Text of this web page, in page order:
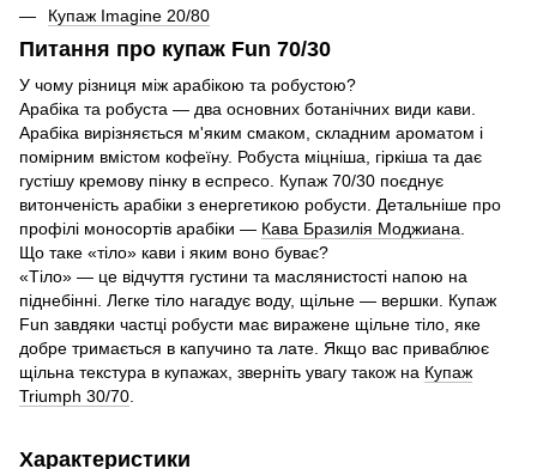
Купаж Imagine 20/80
Питання про купаж Fun 70/30
У чому різниця між арабікою та робустою?
Арабіка та робуста — два основних ботанічних види кави.
Арабіка вирізняється м'яким смаком, складним ароматом і
помірним вмістом кофеїну. Робуста міцніша, гіркіша та дає
густішу кремову пінку в еспресо. Купаж 70/30 поєднує
витонченість арабіки з енергетикою робусти. Детальніше про
профілі моносортів арабіки — Кава Бразилія Моджиана
Що таке «тіло» кави і яким воно буває?
«Тіло» — це відчуття густини та маслянистості напою на
піднебінні. Легке тіло нагадує воду, щільне — вершки. Купаж
Fun завдяки частці робусти має виражене щільне тіло, яке
добре тримається в капучино та лате. Якщо вас приваблює
щільна текстура в купажах, зверніть увагу також на Купаж
Triumph 30/70
Характеристики